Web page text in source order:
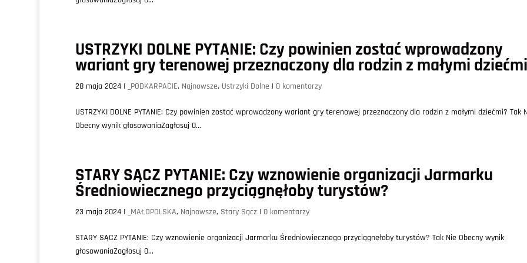
USTRZYKI DOLNE PYTANIE: Czy powinien zostać wprowadzony
wariant gry terenowej przeznaczony dla rodzin z małymi
28 maja 2024| _PODKARPACIE, Najnowsze, Ustrzyki Dolne | 0 komentarzy
USTRZYKI DOLNE PYTANIE: Czy powinien zostać wprowadzony wariant gry terenowej przeznaczony dla rodzin z małymi dziećmi? Tak
Obecny wynik głosowaniaZagłosuj 0...
STARY SĄCZ PYTANIE: Czy wznowienie organizacji Jarmarku
Średniowiecznego przyciągnęłoby turystów?
23 maja 2024| _MAŁOPOLSKA, Najnowsze, Stary Sącz| 0 komentarzy
STARY SĄCZ PYTANIE: Czy wznowienie organizacji Jarmarku Średniowiecznego przyciągnęłoby turystów? Tak Nie Obecny wynik
głosowaniaZagłosuj 0...